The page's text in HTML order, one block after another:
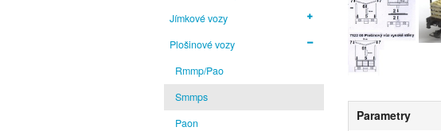
Jímkové vozy
Plošinové vozy
Rmmp/Pao
Smmps
Paon
Parametry